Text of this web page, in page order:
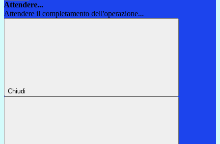
Attendere...
Attendere il completamento dell'operazione...
Chiudi